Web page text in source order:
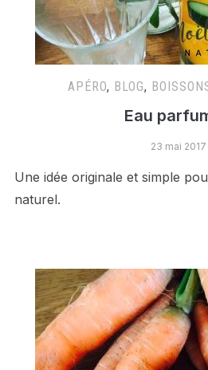
APÉRO, BLOG,
Eau
23 mai 2017
Une idée originale et simple
naturel.